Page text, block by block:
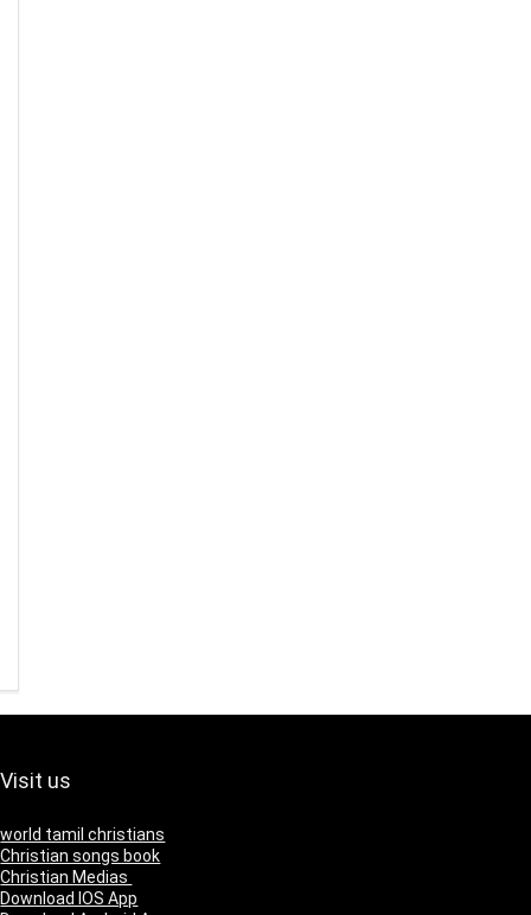
Visit us
world tamil christians
Christian songs book
Christian Medias
Download IOS App